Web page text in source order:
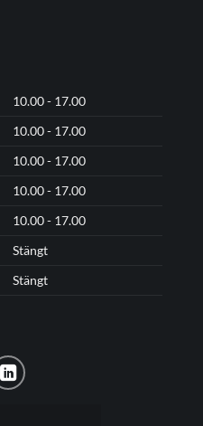
10.00 - 17.00
10.00 - 17.00
10.00 - 17.00
10.00 - 17.00
10.00 - 17.00
Stängt
Stängt